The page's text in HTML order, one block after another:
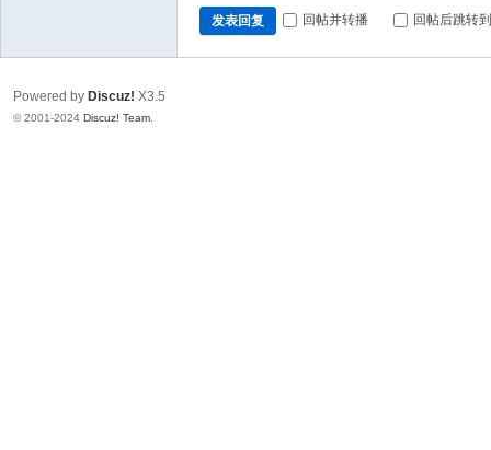
发表回复 回帖并转播 回帖后跳转
Powered by Discuz! X3.5
© 2001-2024 Discuz! Team